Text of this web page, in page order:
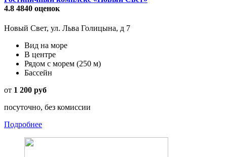
4.8 4840 оценок
Новый Свет, ул. Льва Голицына, д 7
Вид на море
В центре
Рядом с морем (250 м)
Бассейн
от 1 200 руб
посуточно, без комиссии
Подробнее